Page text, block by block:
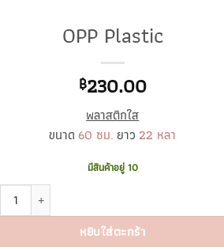
OPP Plastic
฿230.00
พลาสติกใส
ขนาด 60 ซม. ยาว 22 หลา
มีสินค้าอยู่ 10
วน OPP Plastic ชิ้น
หยิบใส่ตะกร้า